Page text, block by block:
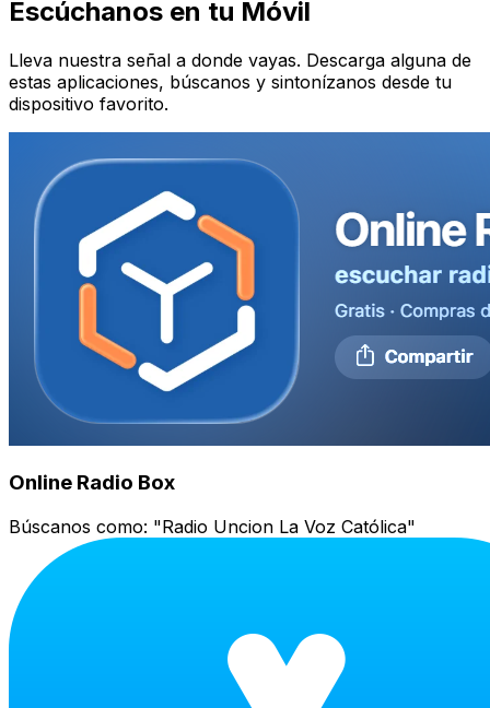
Escúchanos en tu Móvil
Lleva nuestra señal a donde vayas. Descarga alguna de
estas aplicaciones, búscanos y sintonízanos desde tu
dispositivo favorito.
Online Radio Box
Búscanos como: "Radio Uncion La Voz Católica"